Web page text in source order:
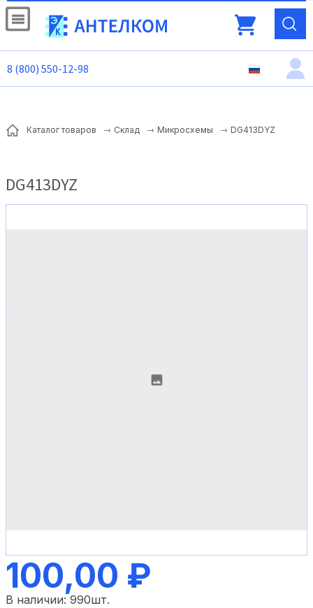
8 (800) 550-12-98
Каталог товаров Склад Микросхемы DG413DYZ
DG413DYZ
100,00 ₽
В наличии: 990шт.